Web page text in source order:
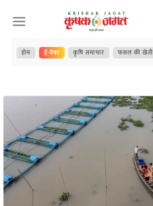
Skip
to
content
होम ई-पेपर कृषि समाचार फसल की खेती